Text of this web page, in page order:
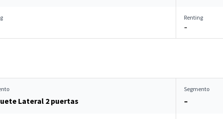
Renting
–
Lateral 2 puertas
Segmento
–